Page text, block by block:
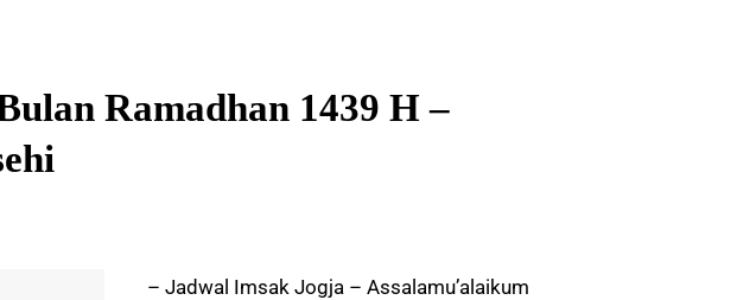
Ramadhan 1439 H –
– Jadwal Imsak Jogja – Assalamu’alaikum